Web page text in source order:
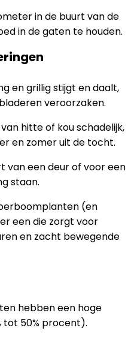
in de buurt van de
in de gaten te houden.
en grillig stijgt en daalt,
veroorzaken.
hitte of kou schadelijk,
en zomer uit de tocht.
van een deur of voor een
staan.
(en
een die zorgt voor
en zacht bewegende
hebben een hoge
tot 50% procent).